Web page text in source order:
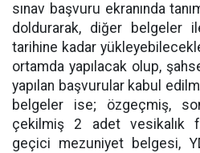
sınav başvuru ekranında
doldurarak, diğer belgeler
tarihine kadar
ortamda yapılacak olup,
yapılan başvurular kabul
belgeler ise; özgeçmiş,
çekilmiş 2 adet vesikalık
geçici mezuniyet belgesi,